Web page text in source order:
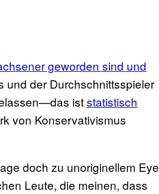
geworden sind und
und der Durchschnittsspieler
iststatistisch
von Konservativismus
doch zu unoriginellem Eye
Leute, die meinen, dass